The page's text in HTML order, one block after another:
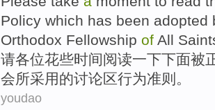
Policy which has been adopted
Orthodox Fellowship of All
请各位花些时间阅读一下下面被
会所采用的讨论区行为准则 。
youdao